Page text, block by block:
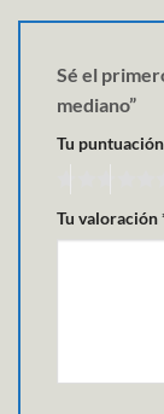
Sé el
mediano”
Tu puntuación
Tu valoración